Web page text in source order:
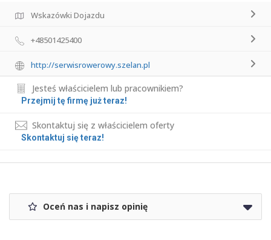
Wskazówki Dojazdu
+48501425400
http://serwisrowerowy.szelan.pl
Jesteś właścicielem lub pracownikiem?
Przejmij tę firmę już teraz!
Skontaktuj się z właścicielem oferty
Skontaktuj się teraz!
Oceń nas i napisz opinię